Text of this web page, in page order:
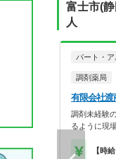
富士市(
人
パート・ア
調剤薬局
有限会社
調剤未経験
るように現
【時